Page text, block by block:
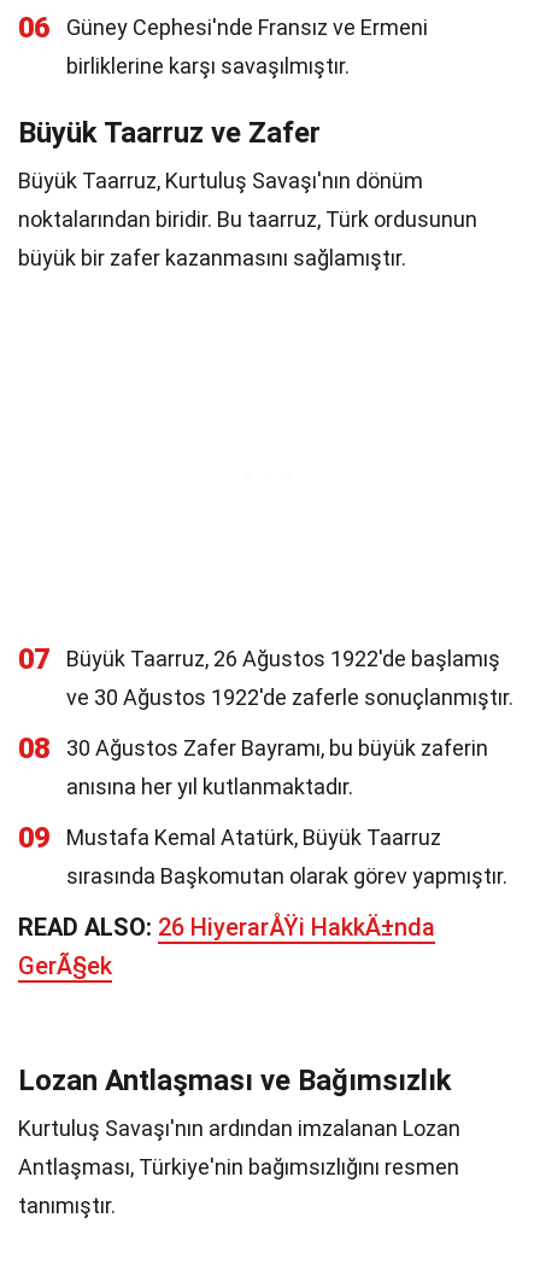
06
Güney Cephesi'nde Fransız ve Ermeni
birliklerine karşı savaşılmıştır.
Büyük Taarruz ve Zafer
Büyük Taarruz, Kurtuluş Savaşı'nın dönüm
noktalarından biridir. Bu taarruz, Türk ordusunun
büyük bir zafer kazanmasını sağlamıştır.
07
Büyük Taarruz, 26 Ağustos 1922'de başlamış
ve 30 Ağustos 1922'de zaferle sonuçlanmıştır.
08
30 Ağustos Zafer Bayramı, bu büyük zaferin
anısına her yıl kutlanmaktadır.
09
Mustafa Kemal Atatürk, Büyük Taarruz
sırasında Başkomutan olarak görev yapmıştır.
READ ALSO: 26 HiyerarÅŸi HakkÄ±nda
GerÃ§ek
Lozan Antlaşması ve Bağımsızlık
Kurtuluş Savaşı'nın ardından imzalanan Lozan
Antlaşması, Türkiye'nin bağımsızlığını resmen
tanımıştır.